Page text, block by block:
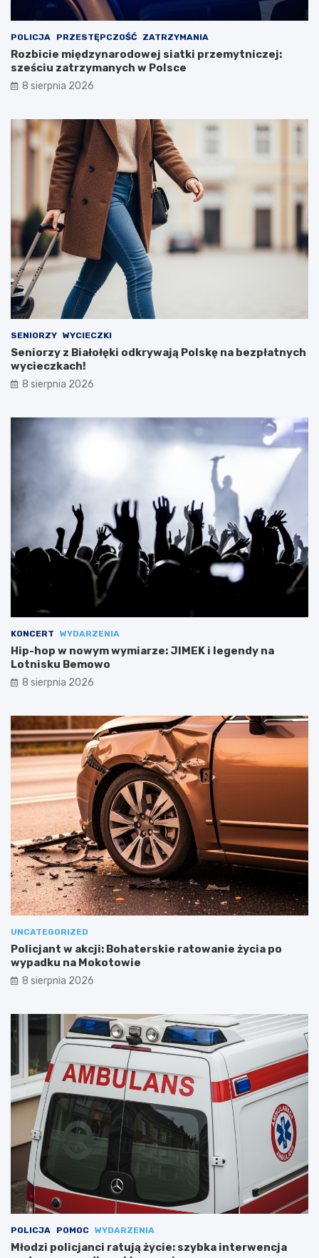
POLICJA PRZESTĘPCZOŚĆ ZATRZYMANIA
Rozbicie międzynarodowej siatki przemytniczej:
sześciu zatrzymanych w Polsce
8 sierpnia 2026
SENIORZY WYCIECZKI
Seniorzy z Białołęki odkrywają Polskę na bezpłatnych
wycieczkach!
8 sierpnia 2026
KONCERT WYDARZENIA
Hip-hop w nowym wymiarze: JIMEK i legendy na
Lotnisku Bemowo
8 sierpnia 2026
UNCATEGORIZED
Policjant w akcji: Bohaterskie ratowanie życia po
wypadku na Mokotowie
8 sierpnia 2026
POLICJA POMOC WYDARZENIA
Młodzi policjanci ratują życie: szybka interwencja